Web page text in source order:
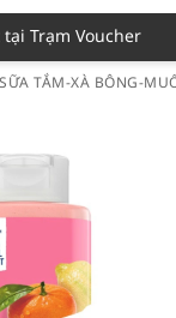
Trạm Voucher
SỮA TẮM-XÀ BÔNG-